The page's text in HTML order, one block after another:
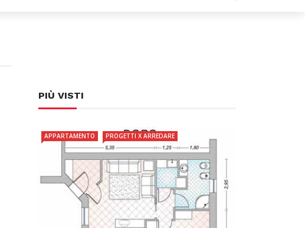
PIÙ VISTI
APPARTAMENTO PROGETTI X ARREDARE